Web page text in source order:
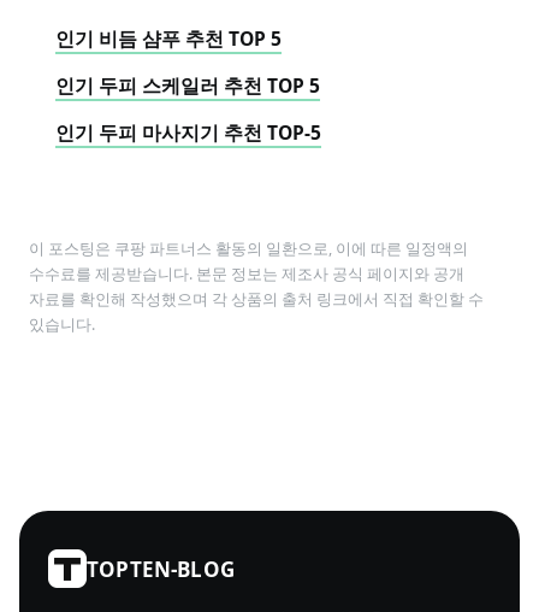
인기 비듬 샴푸 추천 TOP 5
인기 두피 스케일러 추천 TOP 5
인기 두피 마사지기 추천 TOP-5
이 포스팅은 쿠팡 파트너스 활동의 일환으로, 이에 따른 일정액의
수수료를 제공받습니다. 본문 정보는 제조사 공식 페이지와 공개
자료를 확인해 작성했으며 각 상품의 출처 링크에서 직접 확인할 수
있습니다.
TOPTEN-BLOG